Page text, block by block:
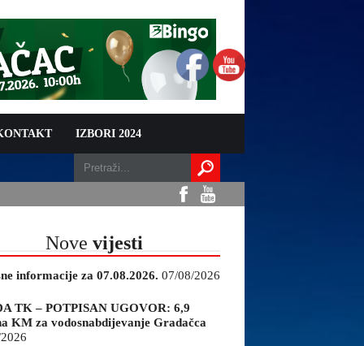
IZBORI 2024
Nove vijesti
informacije za 07.08.2026. 07/08/2026
TK – POTPISAN UGOVOR: 6,9
KM za vodosnabdijevanje Gradačca